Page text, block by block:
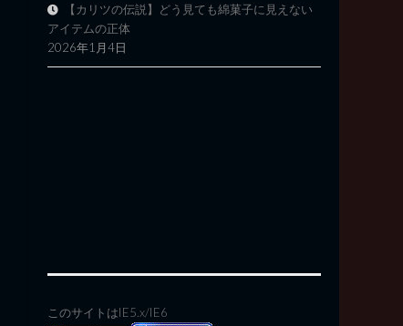
【カリツの伝説】どう見ても綿菓子に見えない
アイテムの正体
2026年1月4日
このサイトはIE5.x/IE6